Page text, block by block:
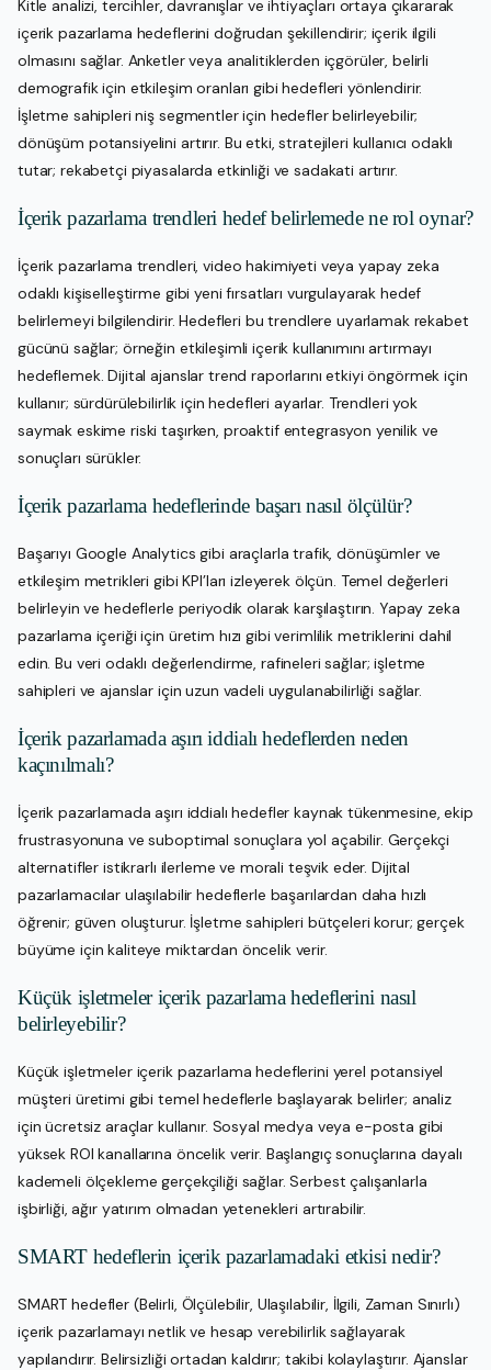
Kitle analizi, tercihler, davranışlar ve ihtiyaçları ortaya çıkararak
içerik pazarlama hedeflerini doğrudan şekillendirir; içerik ilgili
olmasını sağlar. Anketler veya analitiklerden içgörüler, belirli
demografik için etkileşim oranları gibi hedefleri yönlendirir.
İşletme sahipleri niş segmentler için hedefler belirleyebilir;
dönüşüm potansiyelini artırır. Bu etki, stratejileri kullanıcı odaklı
tutar; rekabetçi piyasalarda etkinliği ve sadakati artırır.
İçerik pazarlama trendleri hedef belirlemede ne rol oynar?
İçerik pazarlama trendleri, video hakimiyeti veya yapay zeka
odaklı kişiselleştirme gibi yeni fırsatları vurgulayarak hedef
belirlemeyi bilgilendirir. Hedefleri bu trendlere uyarlamak rekabet
gücünü sağlar; örneğin etkileşimli içerik kullanımını artırmayı
hedeflemek. Dijital ajanslar trend raporlarını etkiyi öngörmek için
kullanır; sürdürülebilirlik için hedefleri ayarlar. Trendleri yok
saymak eskime riski taşırken, proaktif entegrasyon yenilik ve
sonuçları sürükler.
İçerik pazarlama hedeflerinde başarı nasıl ölçülür?
Başarıyı Google Analytics gibi araçlarla trafik, dönüşümler ve
etkileşim metrikleri gibi KPI’ları izleyerek ölçün. Temel değerleri
belirleyin ve hedeflerle periyodik olarak karşılaştırın. Yapay zeka
pazarlama içeriği için üretim hızı gibi verimlilik metriklerini dahil
edin. Bu veri odaklı değerlendirme, rafineleri sağlar; işletme
sahipleri ve ajanslar için uzun vadeli uygulanabilirliği sağlar.
İçerik pazarlamada aşırı iddialı hedeflerden neden
kaçınılmalı?
İçerik pazarlamada aşırı iddialı hedefler kaynak tükenmesine, ekip
frustrasyonuna ve suboptimal sonuçlara yol açabilir. Gerçekçi
alternatifler istikrarlı ilerleme ve morali teşvik eder. Dijital
pazarlamacılar ulaşılabilir hedeflerle başarılardan daha hızlı
öğrenir; güven oluşturur. İşletme sahipleri bütçeleri korur; gerçek
büyüme için kaliteye miktardan öncelik verir.
Küçük işletmeler içerik pazarlama hedeflerini nasıl
belirleyebilir?
Küçük işletmeler içerik pazarlama hedeflerini yerel potansiyel
müşteri üretimi gibi temel hedeflerle başlayarak belirler; analiz
için ücretsiz araçlar kullanır. Sosyal medya veya e-posta gibi
yüksek ROI kanallarına öncelik verir. Başlangıç sonuçlarına dayalı
kademeli ölçekleme gerçekçiliği sağlar. Serbest çalışanlarla
işbirliği, ağır yatırım olmadan yetenekleri artırabilir.
SMART hedeflerin içerik pazarlamadaki etkisi nedir?
SMART hedefler (Belirli, Ölçülebilir, Ulaşılabilir, İlgili, Zaman Sınırlı)
içerik pazarlamayı netlik ve hesap verebilirlik sağlayarak
yapılandırır. Belirsizliği ortadan kaldırır; takibi kolaylaştırır. Ajanslar